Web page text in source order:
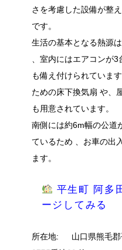
さを考慮した設備が整
です。
生活の基本となる熱源は
、室内にはエアコンが3
も備え付けられています
ための床下換気扇 や、
も用意されています。
南側には約6m幅の公道
ているため
、お車の出
ます。
平生町 阿多
ージしてみる
所在地: 山口県熊毛郡